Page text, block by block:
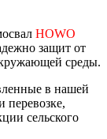
HOWO
защит от
среды.
в нашей
перевозке,
сельского